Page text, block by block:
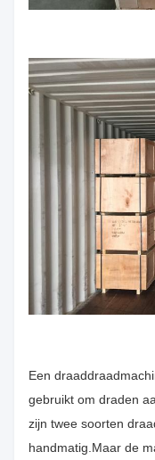
Een
gebruikt om draden
zijn twee soorten
handmatig.Maar de